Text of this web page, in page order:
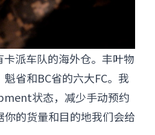
派车队的海外仓。丰叶物
省和BC省的六大FC。我
状态，减少手动预约
的货量和目的地我们会给